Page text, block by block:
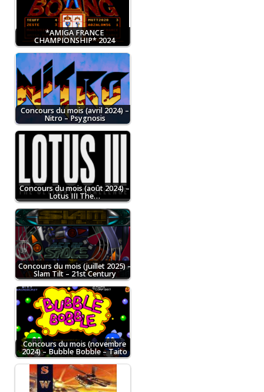
*AMIGA FRANCE
CHAMPIONSHIP* 2024
Concours du mois (avril 2024) –
Nitro – Psygnosis
Concours du mois (août 2024) –
Lotus III The…
Concours du mois (juillet 2025) –
Slam Tilt – 21st Century
Concours du mois (novembre
2024) – Bubble Bobble – Taito